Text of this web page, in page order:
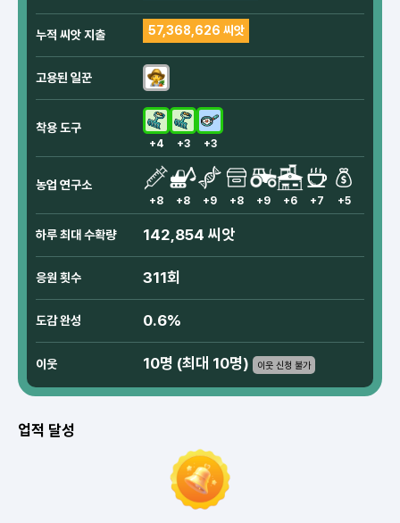
누적 씨앗 지출 57,368,626 씨앗
고용된 일꾼
착용 도구
+4 +3 +3
농업 연구소
+8 +8 +9 +8 +9 +6 +7 +5
하루 최대 수확량 142,854 씨앗
응원 횟수 311회
도감 완성 0.6%
이웃 10명 (최대 10명) 이웃 신청 불가
업적 달성